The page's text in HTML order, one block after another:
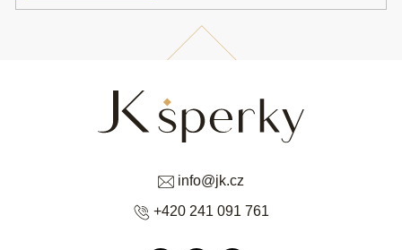
info@jk.cz
+420 241 091 761